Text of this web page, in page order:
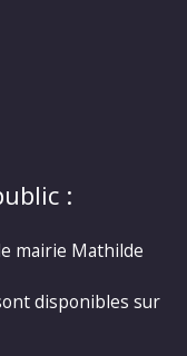
:
mairie Mathilde
disponibles sur